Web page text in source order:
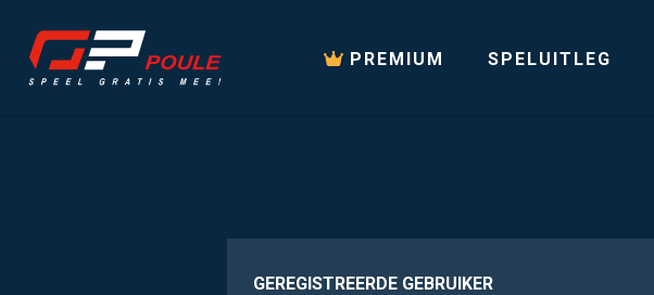
PREMIUM SPELUITLEG
GEREGISTREERDE GEBRUIKER